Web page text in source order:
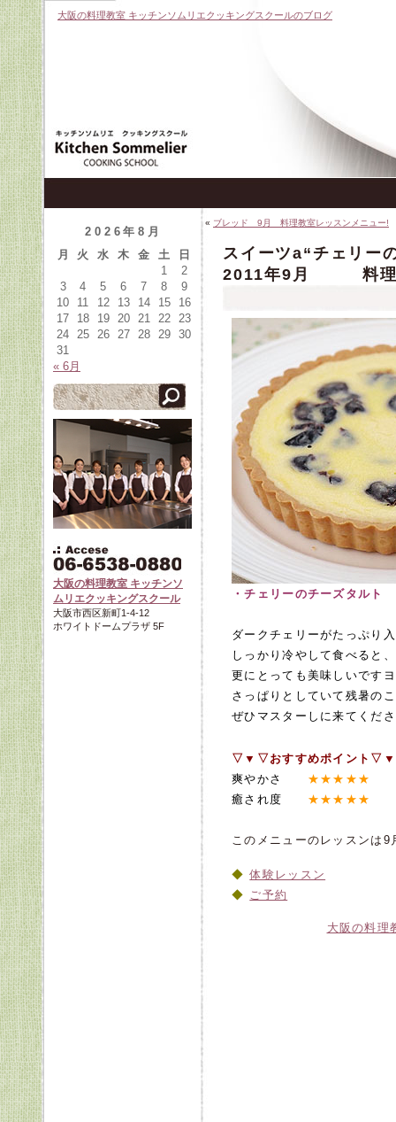
大阪の料理教室 キッチンソムリエクッキングスクールのブログ
« ブレッド 9月 料理教室レッスンメニュー!
スイーツa“チェリ
2011年9月 料理教
・チェリーのチーズタルト
ダークチェリーがたっぷり
しっかり冷やして食べると
更にとっても美味しいです
さっぱりとしていて残暑の
ぜひマスターしに来てくだ
▽▼▽おすすめポイント
爽やかさ ★★★★★
癒され度 ★★★★★
このメニューのレッスンは
体験レッスン
ご予約
大阪の料理
2026年8月
月
火 水 木 金 土
日
1
2
3
4 5 6 7 8
9
10
11 12 13 14 15
16
17
18 19 20 21 22
23
24 25 26 27 28 29
30
31
« 6月
大阪の料理教室 キッチンソ
ムリエクッキングスクール
大阪市西区新町1-4-12
ホワイトドームプラザ 5F